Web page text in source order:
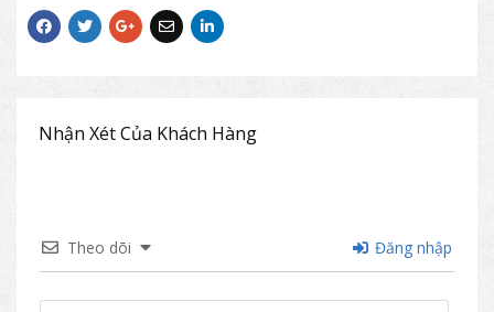
thích hợp cho các không gian phòng ăn
gia đình, nhà hàng, quán ăn,…
Một bộ sản phẩm bao gồm
Kích thước: (mm)
Ghế G63
435 600 965
Nhận Xét Của Khách Hàng
Theo dõi Đăng nhập